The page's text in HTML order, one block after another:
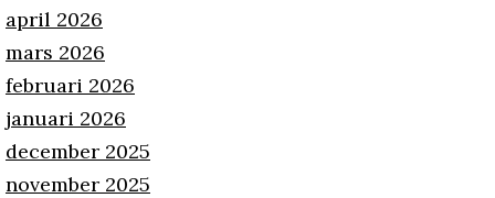
april 2026
mars 2026
februari 2026
januari 2026
december 2025
november 2025